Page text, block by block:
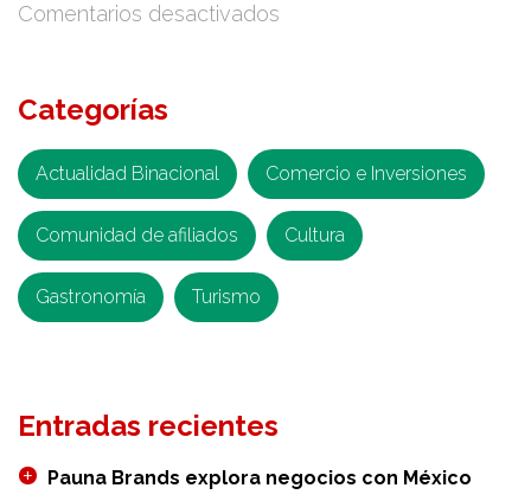
Comentarios desactivados
expansión
en
México
Categorías
Actualidad Binacional Comercio e Inversiones
Comunidad de afiliados Cultura
Gastronomía Turismo
Entradas recientes
Pauna Brands explora negocios con México